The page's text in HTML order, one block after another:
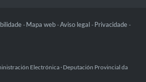
- Mapa web -Aviso legal - Privacidade -
Electrónica · Deputación Provincial da